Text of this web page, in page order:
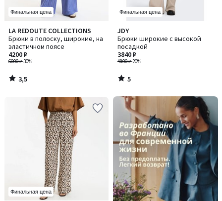
Финальная цена
LA REDOUTE COLLECTIONS
Брюки в полоску, широкие, на
эластичном поясе
6000 ₽-30%
4200 ₽
3,5
/ 5
3,5
/
Финальная цена
JDY
Брюки широкие с высокой
посадкой
4800 ₽-20%
3840 ₽
5
/
5
5
/
Финальная цена